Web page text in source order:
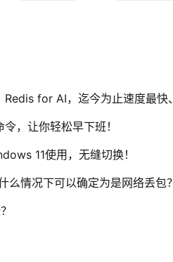
for AI，迄今为止速度最快
，让你轻松早下班！
11使用，无缝切换！
情况下可以确定为是网络丢包？